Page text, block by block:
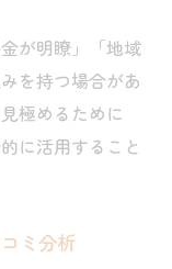
が明瞭」「地域
を持つ場合があ
極めるために
に活用すること
ミ分析